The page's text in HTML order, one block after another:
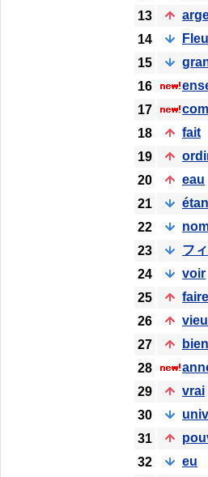
13
14
15
16
17
18
fait
19
20
eau
21
22
23
フ
24
voir
25
faire
26
27
bien
28
29
vrai
30
31
32
eu